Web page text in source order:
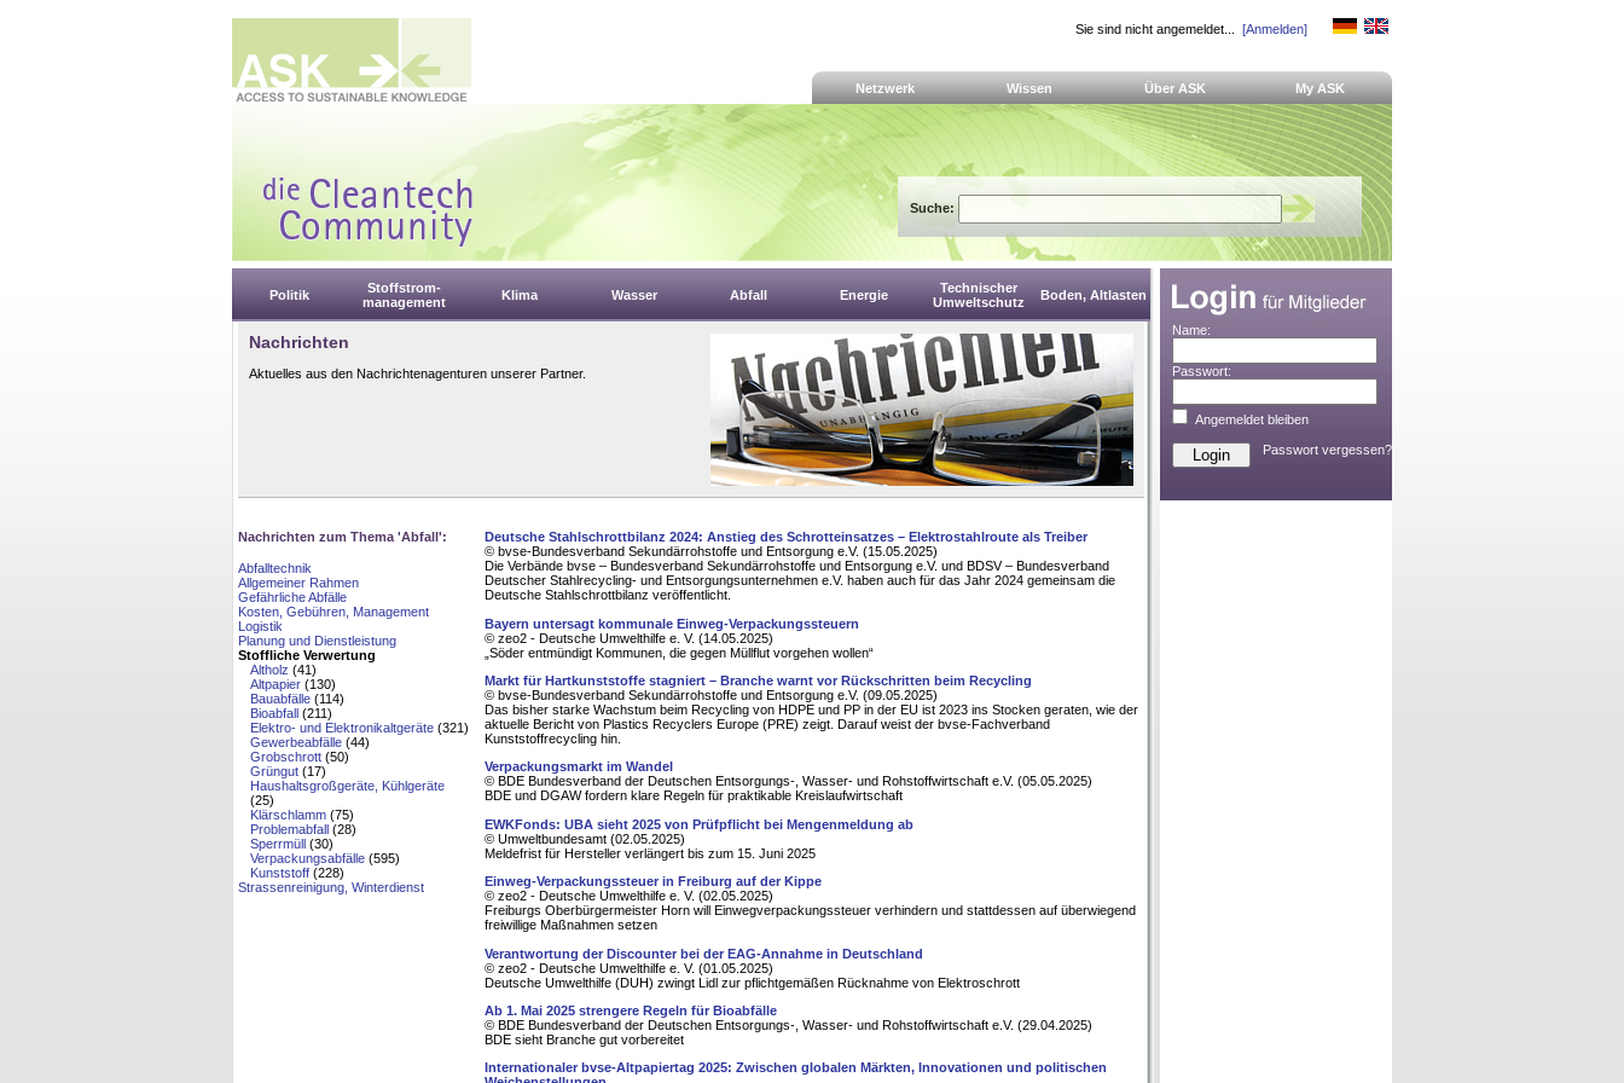
Sie sind nicht angemeldet... [Anmelden]
Netzwerk Wissen Über ASK My ASK
Suche:
Politik
Stoffstrom-
management
Klima Wasser Abfall Energie
Technischer
Umweltschutz
Boden, Altlasten
Nachrichten
Aktuelles aus den Nachrichtenagenturen unserer Partner.
Nachrichten zum Thema 'Abfall':
Abfalltechnik
Allgemeiner Rahmen
Gefährliche Abfälle
Kosten, Gebühren, Management
Logistik
Planung und Dienstleistung
Stoffliche Verwertung
Altholz (41)
Altpapier (130)
Bauabfälle (114)
Bioabfall (211)
Elektro- und Elektronikaltgeräte (321)
Gewerbeabfälle (44)
Grobschrott (50)
Grüngut (17)
Haushaltsgroßgeräte, Kühlgeräte
(25)
Klärschlamm (75)
Problemabfall (28)
Sperrmüll (30)
Verpackungsabfälle (595)
Kunststoff (228)
Strassenreinigung, Winterdienst
Deutsche Stahlschrottbilanz 2024: Anstieg des Schrotteinsatzes – Elektrostahlroute als Treiber
© bvse-Bundesverband Sekundärrohstoffe und Entsorgung e.V. (15.05.2025)
Die Verbände bvse – Bundesverband Sekundärrohstoffe und Entsorgung e.V. und BDSV – Bundesverband
Deutscher Stahlrecycling- und Entsorgungsunternehmen e.V. haben auch für das Jahr 2024 gemeinsam die
Deutsche Stahlschrottbilanz veröffentlicht.
Bayern untersagt kommunale Einweg-Verpackungssteuern
© zeo2 - Deutsche Umwelthilfe e. V. (14.05.2025)
„Söder entmündigt Kommunen, die gegen Müllflut vorgehen wollen“
Markt für Hartkunststoffe stagniert – Branche warnt vor Rückschritten beim Recycling
© bvse-Bundesverband Sekundärrohstoffe und Entsorgung e.V. (09.05.2025)
Das bisher starke Wachstum beim Recycling von HDPE und PP in der EU ist 2023 ins Stocken geraten, wie der
aktuelle Bericht von Plastics Recyclers Europe (PRE) zeigt. Darauf weist der bvse-Fachverband
Kunststoffrecycling hin.
Verpackungsmarkt im Wandel
© BDE Bundesverband der Deutschen Entsorgungs-, Wasser- und Rohstoffwirtschaft e.V. (05.05.2025)
BDE und DGAW fordern klare Regeln für praktikable Kreislaufwirtschaft
EWKFonds: UBA sieht 2025 von Prüfpflicht bei Mengenmeldung ab
© Umweltbundesamt (02.05.2025)
Meldefrist für Hersteller verlängert bis zum 15. Juni 2025
Einweg-Verpackungssteuer in Freiburg auf der Kippe
© zeo2 - Deutsche Umwelthilfe e. V. (02.05.2025)
Freiburgs Oberbürgermeister Horn will Einwegverpackungssteuer verhindern und stattdessen auf überwiegend
freiwillige Maßnahmen setzen
Verantwortung der Discounter bei der EAG-Annahme in Deutschland
© zeo2 - Deutsche Umwelthilfe e. V. (01.05.2025)
Deutsche Umwelthilfe (DUH) zwingt Lidl zur pflichtgemäßen Rücknahme von Elektroschrott
Ab 1. Mai 2025 strengere Regeln für Bioabfälle
© BDE Bundesverband der Deutschen Entsorgungs-, Wasser- und Rohstoffwirtschaft e.V. (29.04.2025)
BDE sieht Branche gut vorbereitet
Internationaler bvse-Altpapiertag 2025: Zwischen globalen Märkten, Innovationen und politischen
Name:
Passwort:
Angemeldet bleiben
Passwort vergessen?